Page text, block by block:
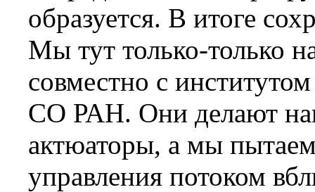
образуется. В итоге
Мы тут только-только
совместно с
СО РАН. Они делают
актюаторы, а мы
управления потоком